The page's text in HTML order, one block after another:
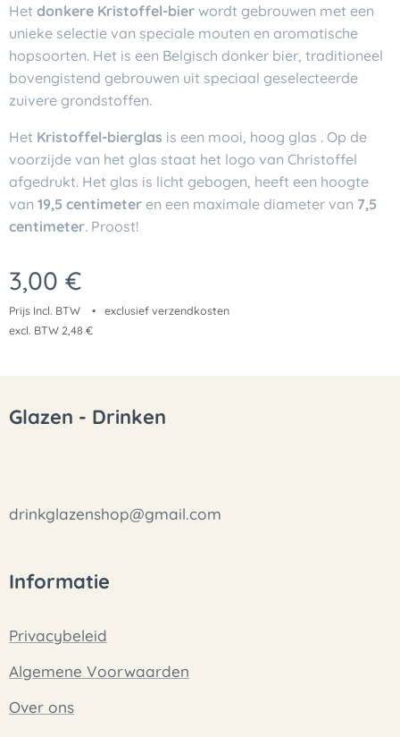
Het donkere Kristoffel-bier wordt gebrouwen met een
unieke selectie van speciale mouten en aromatische
hopsoorten. Het is een Belgisch donker bier, traditioneel
bovengistend gebrouwen uit speciaal geselecteerde
zuivere grondstoffen.
Het Kristoffel-bierglas is een mooi, hoog glas . Op de
voorzijde van het glas staat het logo van Christoffel
afgedrukt. Het glas is licht gebogen, heeft een hoogte
van 19,5 centimeter en een maximale diameter van 7,5
centimeter. Proost!
3,00 €
Prijs Incl. BTW
exclusief verzendkosten
excl. BTW 2,48 €
Glazen - Drinken
drinkglazenshop@gmail.com
Informatie
Privacybeleid
Algemene Voorwaarden
Over ons